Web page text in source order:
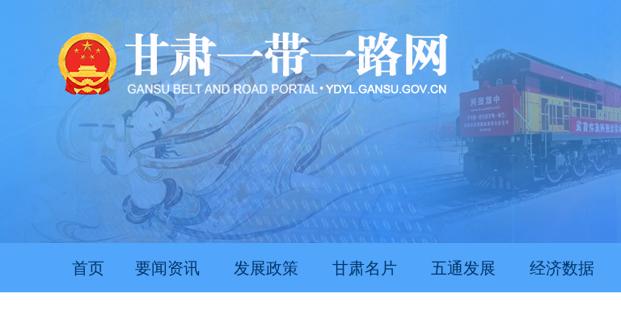
推动经济持续向新向优向好发展
首页 要闻资讯 发展政策 甘肃名片 五通发展 经济数据